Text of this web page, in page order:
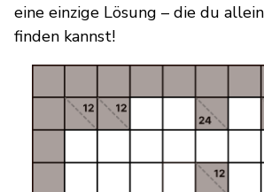
eine einzige Lösung – die du
finden kannst!